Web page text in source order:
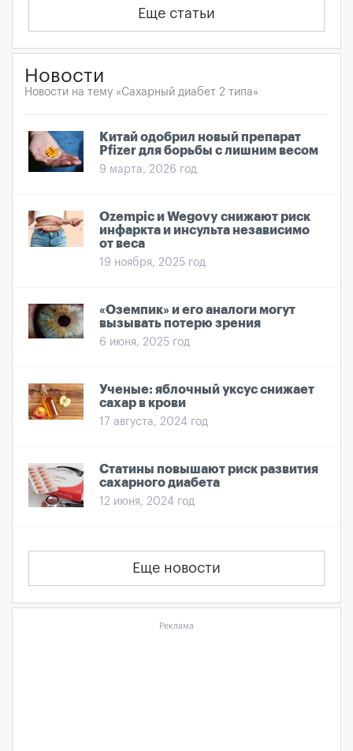
Еще статьи
Новости
Новости на тему «Сахарный диабет 2 типа»
Китай одобрил новый препарат
Pfizer для борьбы с лишним весом
9 марта, 2026 год
Ozempic и Wegovy снижают риск
инфаркта и инсульта независимо
от веса
19 ноября, 2025 год
«Оземпик» и его аналоги могут
вызывать потерю зрения
6 июня, 2025 год
Ученые: яблочный уксус снижает
сахар в крови
17 августа, 2024 год
Статины повышают риск развития
сахарного диабета
12 июня, 2024 год
Еще новости
Реклама